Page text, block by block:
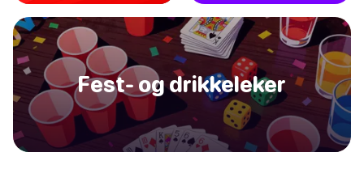
Fest- og drikkeleker